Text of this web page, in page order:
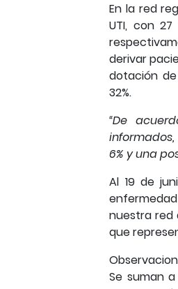
En la red
UTI, con
derivar
dotación de
32%.
“De
6% y una
Al 19 de
nuestra red
que
Se suman